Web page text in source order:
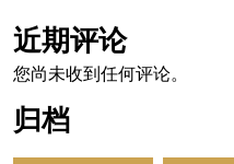
近期评论
您尚未收到任何评论。
归档